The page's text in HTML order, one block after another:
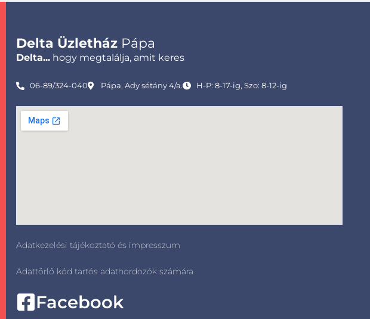
Delta Üzletház Pápa
Delta... hogy megtalálja, amit keres
06-89/324-040 Pápa, Ady sétány 4/a. H-P: 8-17-ig, Szo: 8-12-ig
Adatkezelési tájékoztató és impresszum
Adattörlő kód tartós adathordozók számára
Facebook